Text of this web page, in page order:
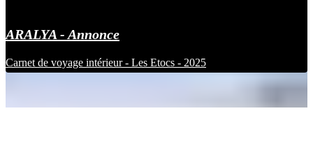
ARALYA - Annonce
Carnet de voyage intérieur - Les Etocs - 2025